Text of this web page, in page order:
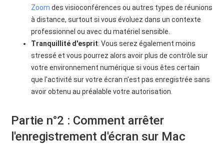
Zoom des visioconférences ou autres types de réunions
à distance, surtout si vous évoluez dans un contexte
professionnel ou avec du matériel sensible.
Tranquillité d'esprit: Vous serez également moins
stressé et vous pourrez alors avoir plus de contrôle sur
votre environnement numérique si vous êtes certain
que l'activité sur votre écran n'est pas enregistrée sans
avoir obtenu au préalable votre autorisation.
Partie n°2 : Comment arrêter
l'enregistrement d'écran sur Mac